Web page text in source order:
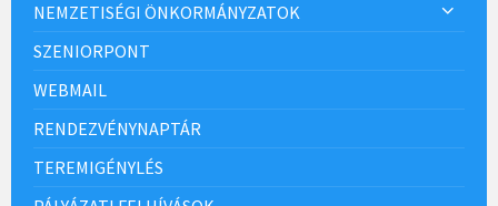
NEMZETISÉGI ÖNKORMÁNYZATOK
SZENIORPONT
WEBMAIL
RENDEZVÉNYNAPTÁR
TEREMIGÉNYLÉS